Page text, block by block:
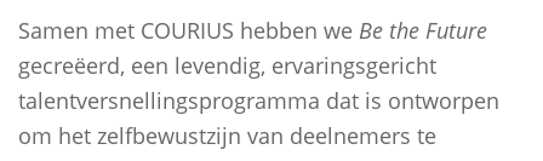
Samen met COURIUS hebben we Be the Future
gecreëerd, een levendig, ervaringsgericht
talentversnellingsprogramma dat is ontworpen
om het zelfbewustzijn van deelnemers te